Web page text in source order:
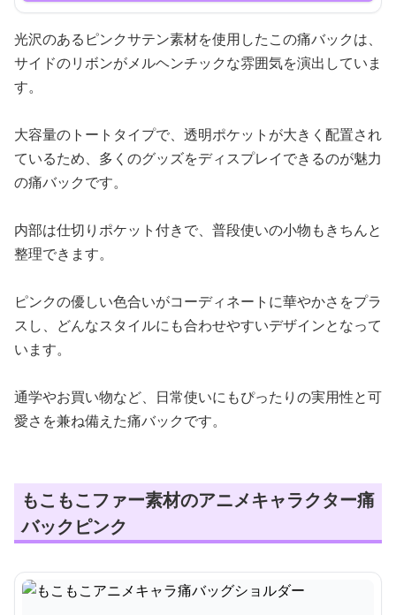
光沢のあるピンクサテン素材を使用したこの痛バックは、
サイドのリボンがメルヘンチックな雰囲気を演出していま
す。
大容量のトートタイプで、透明ポケットが大きく配置され
ているため、多くのグッズをディスプレイできるのが魅力
の痛バックです。
内部は仕切りポケット付きで、普段使いの小物もきちんと
整理できます。
ピンクの優しい色合いがコーディネートに華やかさをプラ
スし、どんなスタイルにも合わせやすいデザインとなって
います。
通学やお買い物など、日常使いにもぴったりの実用性と可
愛さを兼ね備えた痛バックです。
もこもこファー素材のアニメキャラクター痛
バックピンク